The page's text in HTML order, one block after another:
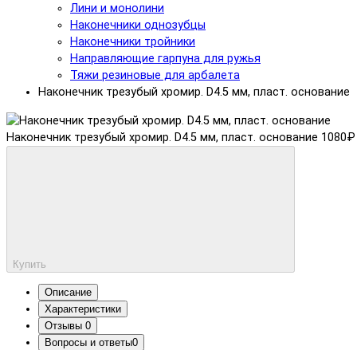
Лини и монолини
Наконечники однозубцы
Наконечники тройники
Направляющие гарпуна для ружья
Тяжи резиновые для арбалета
Наконечник трезубый хромир. D4.5 мм, пласт. основание
Наконечник трезубый хромир. D4.5 мм, пласт. основание 1080₽
Купить
Описание
Характеристики
Отзывы 0
Вопросы и ответы0